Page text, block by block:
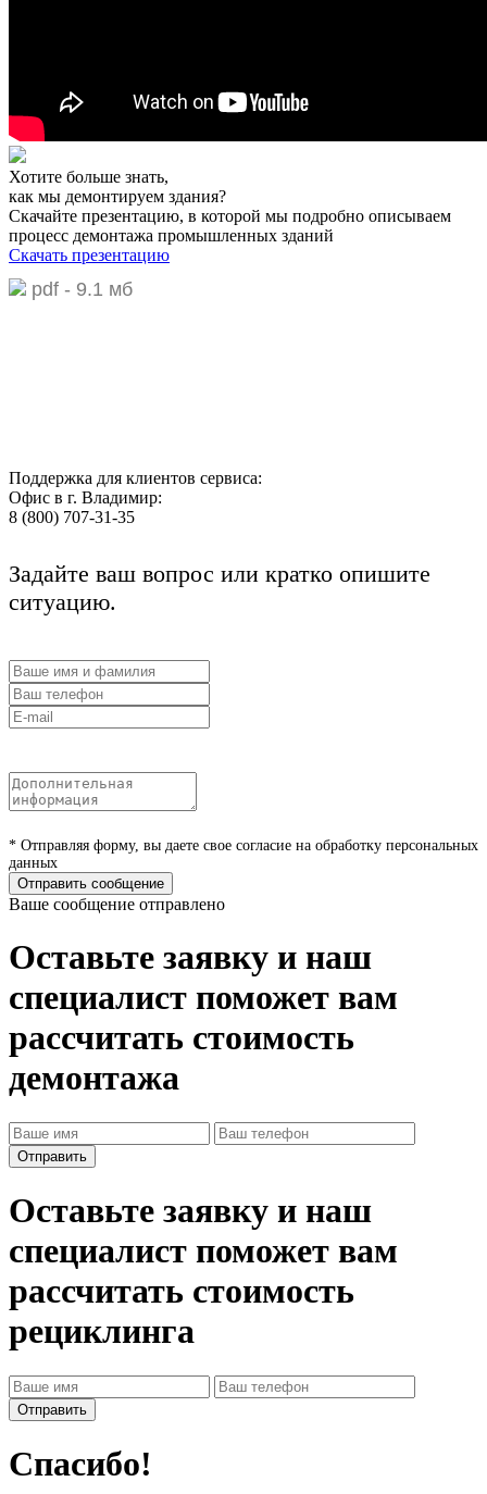
Хотите больше знать,
как мы демонтируем здания?
Скачайте презентацию, в которой мы подробно описываем
процесс демонтажа промышленных зданий
Скачать презентацию
pdf - 9.1 мб
Поддержка для клиентов сервиса:
Офис в г. Владимир:
8 (800) 707-31-35
Задайте ваш вопрос или кратко опишите
ситуацию.
* Отправляя форму, вы даете свое согласие на обработку персональных
данных
Отправить сообщение
Ваше сообщение отправлено
Оставьте заявку и наш
специалист поможет вам
рассчитать стоимость
демонтажа
Оставьте заявку и наш
специалист поможет вам
рассчитать стоимость
рециклинга
Спасибо!